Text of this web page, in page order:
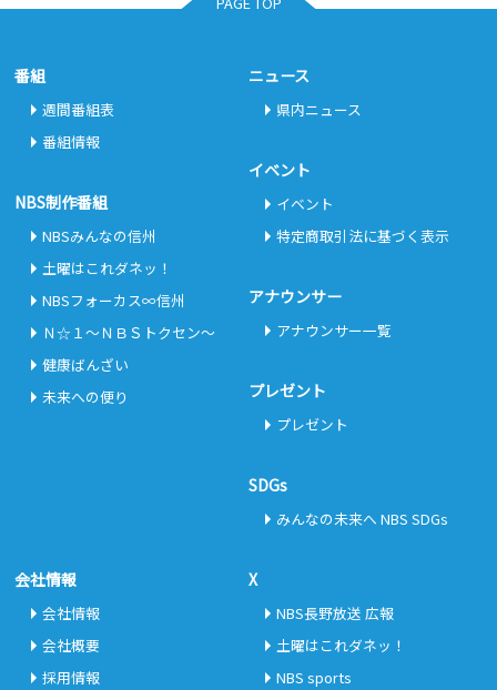
番組
週間番組表
番組情報
NBS制作番組
NBSみんなの信州
土曜はこれダネッ！
NBSフォーカス∞信州
Ｎ☆１～ＮＢＳトクセン～
健康ばんざい
未来への便り
ニュース
県内ニュース
イベント
イベント
特定商取引法に基づく表示
アナウンサー
アナウンサー一覧
プレゼント
プレゼント
SDGs
みんなの未来へ NBS SDGs
会社情報
会社情報
会社概要
採用情報
X
NBS長野放送 広報
土曜はこれダネッ！
NBS sports